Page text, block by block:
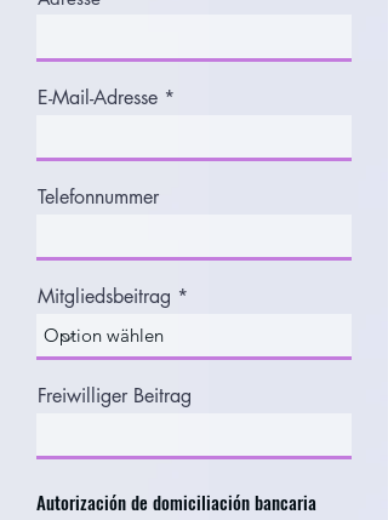
E-Mail-Adresse
Telefonnummer
Mitgliedsbeitrag
Freiwilliger Beitrag
Autorización de domiciliación bancaria